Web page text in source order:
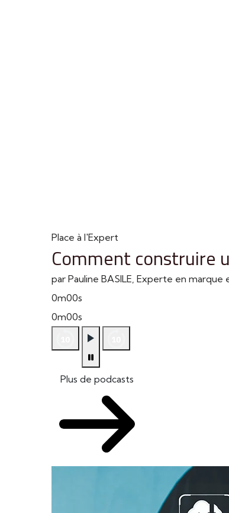
Place à l'Expert
Comment construire
par Pauline BASILE, Experte en
0m00s
0m00s
Plus de podcasts